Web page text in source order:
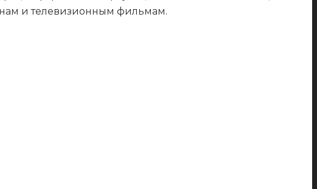
и телевизионным фильмам.